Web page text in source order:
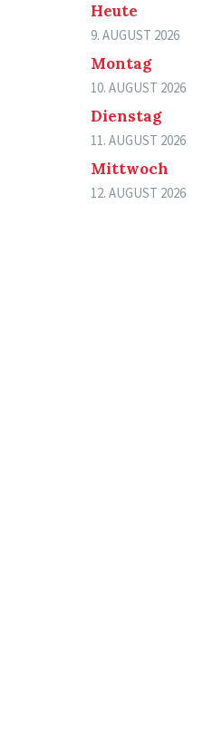
Heute
9. AUGUST 2026
Montag
10. AUGUST 2026
Dienstag
11. AUGUST 2026
Mittwoch
12. AUGUST 2026